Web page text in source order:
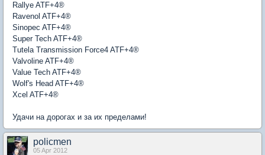
Rallye ATF+4®
Ravenol ATF+4®
Sinopec ATF+4®
Super Tech ATF+4®
Tutela Transmission Force4 ATF+4®
Valvoline ATF+4®
Value Tech ATF+4®
Wolf's Head ATF+4®
Xcel ATF+4®
Удачи на дорогах и за их пределами!
policmen
05 Apr 2012